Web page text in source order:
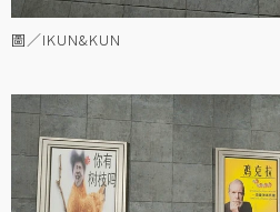
圖／IKUN&KUN